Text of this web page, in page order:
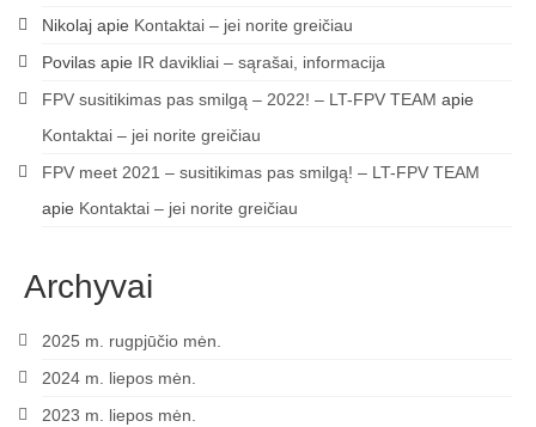
Nikolaj apie Kontaktai – jei norite greičiau
Povilas apie IR davikliai – sąrašai, informacija
FPV susitikimas pas smilgą – 2022! – LT-FPV TEAM apie
Kontaktai – jei norite greičiau
FPV meet 2021 – susitikimas pas smilgą! – LT-FPV TEAM
apie Kontaktai – jei norite greičiau
Archyvai
2025 m. rugpjūčio mėn.
2024 m. liepos mėn.
2023 m. liepos mėn.